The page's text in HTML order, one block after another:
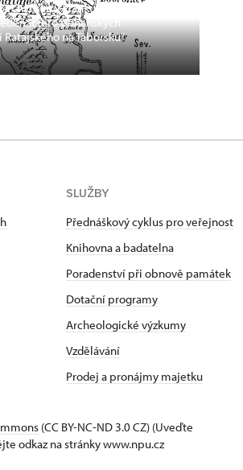
v článku
pohanských
na Táborsku"
SLUŽBY
Přednáškový cyklus pro veřejnost
Knihovna a badatelna
Poradenství při obnově památek
Dotační programy
Archeologické výzkumy
Vzdělávání
Prodej a pronájmy majetku
(CC BY-NC-ND 3.0 CZ) (Uveďte
odkaz na stránky www.npu.cz